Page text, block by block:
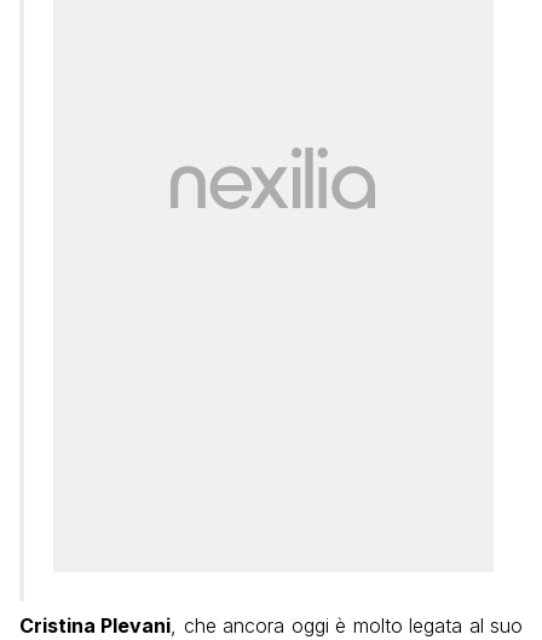
Cristina Plevani, che ancora oggi è molto legata al suo